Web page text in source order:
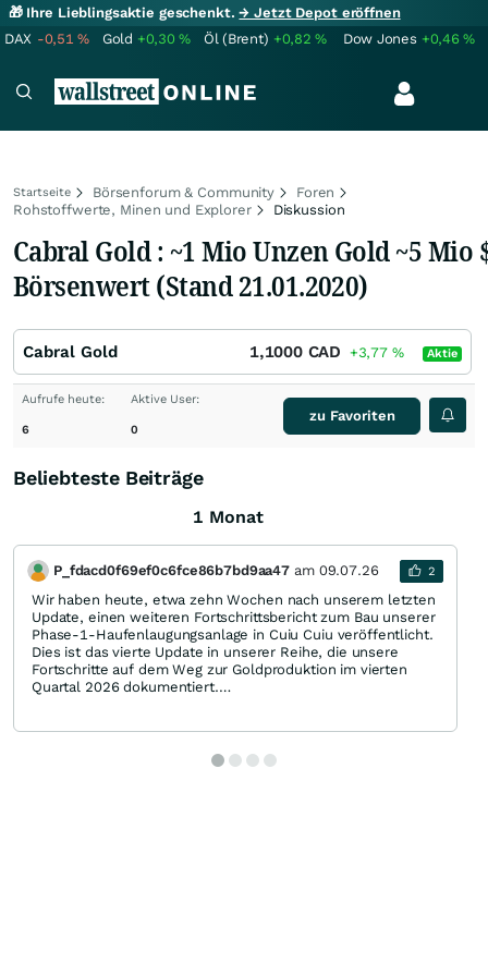
🎁 Ihre Lieblingsaktie geschenkt.→ Jetzt Depot eröffnen
DAX -0,51% Gold +0,30% Öl (Brent) +0,82% Dow Jones +0,46%
Startseite Börsenforum & Community
Foren
Rohstoffwerte, Minen und Explorer
Diskussion
Cabral Gold : ~1 Mio Unzen Gold ~5 Mio
Börsenwert (Stand 21.01.2020)
Cabral Gold 1,1000 CAD +3,77 % Aktie
Aufrufe heute:
6
Aktive User:
0
zu Favoriten
Beliebteste Beiträge
1 Monat
P_fdacd0f69ef0c6fce86b7bd9aa47 am 09.07.26 2
Wir haben heute, etwa zehn Wochen nach unserem letzten
Update, einen weiteren Fortschrittsbericht zum Bau unserer
Phase-1-Haufenlaugungsanlage in Cuiu Cuiu veröffentlicht.
Dies ist das vierte Update in unserer Reihe, die unsere
Fortschritte auf dem Weg zur Goldproduktion im vierten
Quartal 2026 dokumentiert.
Abbau des Erzes in der Goldlagerstätte MG hat begonnen.